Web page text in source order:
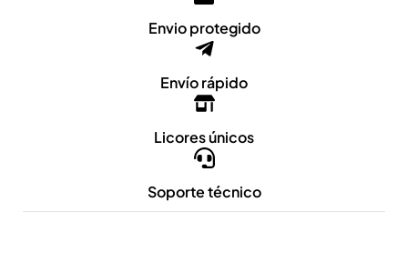
Envio protegido
Envío rápido
Licores únicos
Soporte técnico